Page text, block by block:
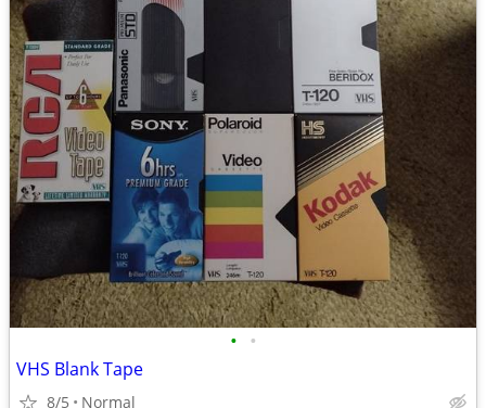
• •
VHS Blank Tape
8/5 Normal